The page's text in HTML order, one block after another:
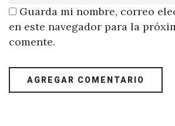
Guarda mi nombre, correo
en este navegador para la
comente.